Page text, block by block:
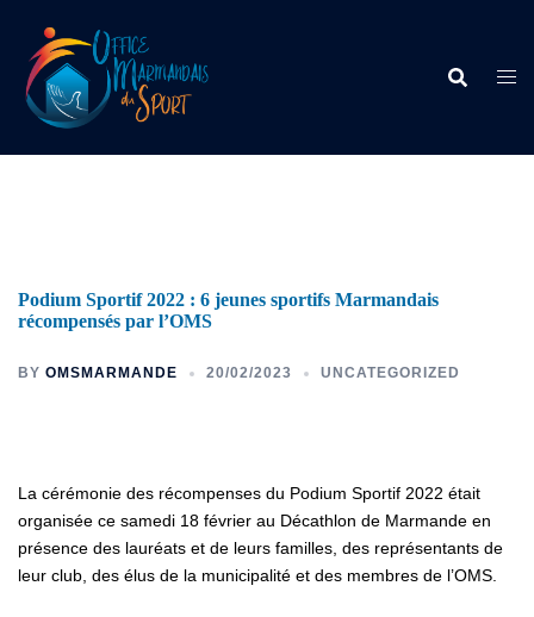
Podium Sportif 2022 : 6 jeunes sportifs Marmandais
récompensés par l’OMS
BY OMSMARMANDE 20/02/2023 UNCATEGORIZED
La cérémonie des récompenses du Podium Sportif 2022 était
organisée ce samedi 18 février au Décathlon de Marmande en
présence des lauréats et de leurs familles, des représentants de
leur club, des élus de la municipalité et des membres de l’OMS.